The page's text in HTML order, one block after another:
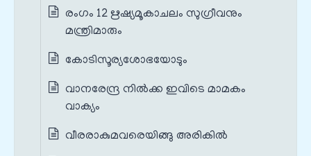
രംഗം 12 ഋഷ്യമൂകാചലം സുഗ്രീവനും
മന്ത്രിമാരും
കോടിസൂര്യശോഭയോടും
വാനരേന്ദ്ര നിൽക്ക ഇവിടെ മാമകം
വാക്യം
വീരരാകുമവരെയിങ്ങു അരികിൽ